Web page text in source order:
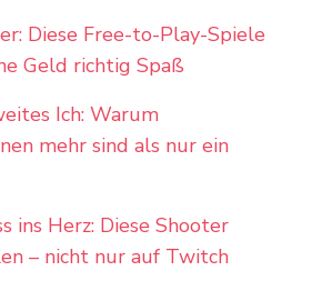
Diese Free-to-Play-Spiele
Geld richtig Spaß
Ich: Warum
mehr sind als nur ein
ins Herz: Diese Shooter
– nicht nur auf Twitch